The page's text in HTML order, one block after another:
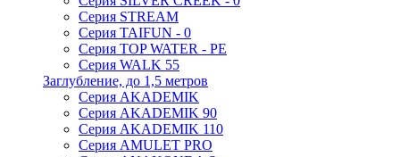
Серия STREAM
Серия TAIFUN - 0
Серия TOP WATER - PE
Серия WALK 55
Заглубление, до 1,5 метров
Серия AKADEMIK
Серия AKADEMIK 90
Серия AKADEMIK 110
Серия AMULET PRO